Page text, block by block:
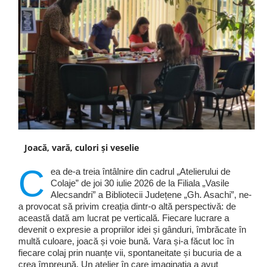
Joacă, vară, culori și veselie
C
ea de-a treia întâlnire din cadrul „Atelierului de
Colaje” de joi 30 iulie 2026 de la Filiala „Vasile
Alecsandri” a Bibliotecii Județene „Gh. Asachi”, ne-
a provocat să privim creația dintr-o altă perspectivă: de
această dată am lucrat pe verticală. Fiecare lucrare a
devenit o expresie a propriilor idei și gânduri, îmbrăcate în
multă culoare, joacă și voie bună. Vara și-a făcut loc în
fiecare colaj prin nuanțe vii, spontaneitate și bucuria de a
crea împreună. Un atelier în care imaginația a avut